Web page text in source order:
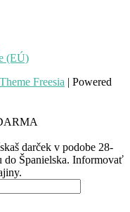
(EÚ)
Theme Freesia | Powered
darček v podobe 28-
do Španielska. Informovať